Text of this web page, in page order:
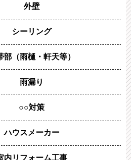
外壁
シーリング
部（雨樋・軒天等）
雨漏り
○○対策
ハウスメーカー
内リフォーム工事